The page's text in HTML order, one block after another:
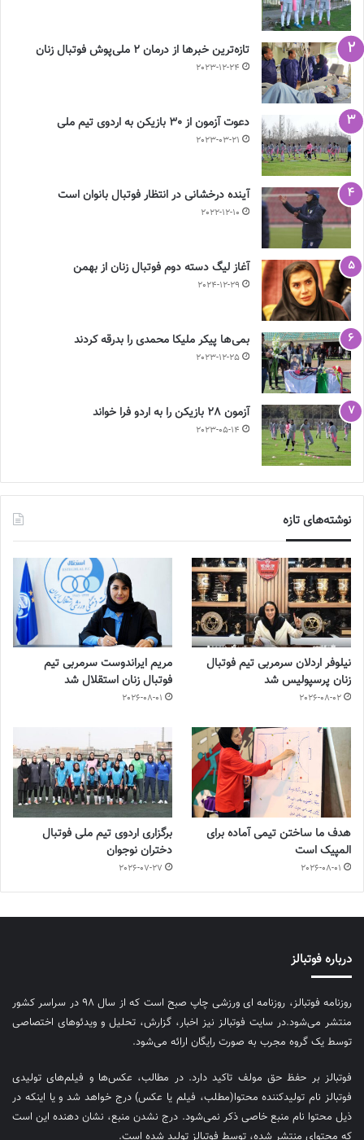
تازه‌ترین خبرها از درمان ۲ ملی‌پوش فوتبال زنان
2023-12-24
دعوت آزمون از 30 بازیکن به اردوی تیم ملی
2023-03-21
آینده درخشانی در انتظار فوتبال بانوان است
2022-12-10
آغاز لیگ دسته دوم فوتبال زنان از بهمن
2024-12-29
بمی‌ها پیکر ملیکا محمدی را بدرقه کردند
2023-12-25
آزمون 28 بازیکن را به اردو فرا خواند
2023-05-14
نوشته‌های تازه
نیلوفر اردلان سرمربی تیم فوتبال
زنان پرسپولیس شد
2026-08-02
مریم ایراندوست سرمربی تیم
فوتبال زنان استقلال شد
2026-08-01
هدف ما ساختن تیمی آماده برای
المپیک است
2026-08-01
برگزاری اردوی تیم ملی فوتبال
دختران نوجوان
2026-07-27
درباره فوتبالز
روزنامه فوتبالز، روزنامه ای ورزشی چاپ صبح است که از سال ۹۸ در سراسر کشور
منتشر می‌شود.در سایت فوتبالز نیز اخبار، گزارش، تحلیل و ویدئوهای اختصاصی
توسط یک گروه مجرب به صورت رایگان ارائه می‌شود.
فوتبالز بر حفظ حق مولف تاکید دارد. در مطالب، عکس‌ها و فیلم‌های تولیدی
فوتبالز نام تولیدکننده محتوا(مطلب، فیلم یا عکس) درج خواهد شد و یا اینکه در
ذیل محتوا نام منبع خاصی ذکر نمی‌‎شود. درج نشدن منبع، نشان دهنده این است
که محتوای منتشر شده، توسط فوتبالز تولید شده است.